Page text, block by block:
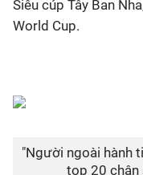
Siêu cúp Tây Ban
World Cup.
"Người ngoài hành
top 20 chân